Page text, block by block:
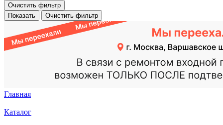
Очистить фильтр
Показать
Очистить фильтр
Главная
Каталог